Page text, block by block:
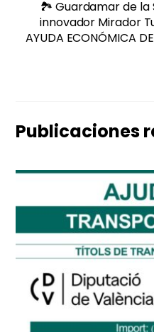
🏞️ Guardamar de la
innovador Mirador
AYUDA ECONÓMICA
Publicaciones